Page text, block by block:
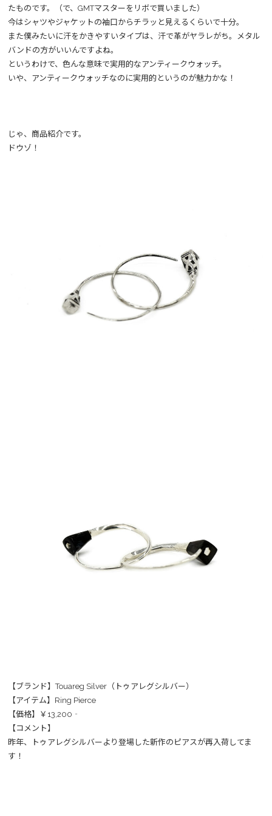
たものです。（で、GMTマスターをリボで買いました）
今はシャツやジャケットの袖口からチラッと見えるくらいで十分。
また僕みたいに汗をかきやすいタイプは、汗で革がヤラレがち。メタル
バンドの方がいいんですよね。
というわけで、色んな意味で実用的なアンティークウォッチ。
いや、アンティークウォッチなのに実用的というのが魅力かな！
じゃ、商品紹介です。
ドウゾ！
【ブランド】Touareg Silver（トゥアレグシルバー）
【アイテム】Ring Pierce
【価格】￥13,200‐
【コメント】
昨年、トゥアレグシルバーより登場した新作のピアスが再入荷してま
す！